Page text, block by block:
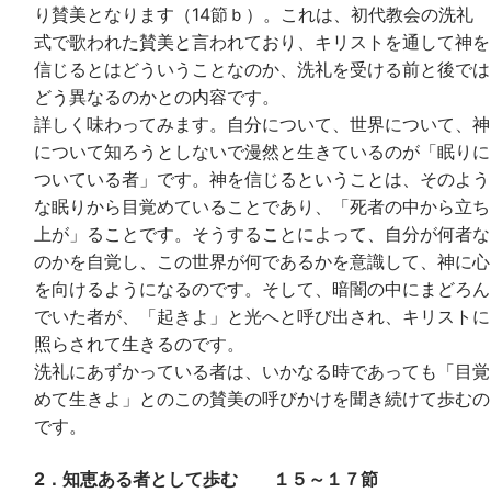
り賛美となります（14節ｂ）。これは、初代教会の洗礼
式で歌われた賛美と言われており、キリストを通して神を
信じるとはどういうことなのか、洗礼を受ける前と後では
どう異なるのかとの内容です。
詳しく味わってみます。自分について、世界について、神
について知ろうとしないで漫然と生きているのが「眠りに
ついている者」です。神を信じるということは、そのよう
な眠りから目覚めていることであり、「死者の中から立ち
上が」ることです。そうすることによって、自分が何者な
のかを自覚し、この世界が何であるかを意識して、神に心
を向けるようになるのです。そして、暗闇の中にまどろん
でいた者が、「起きよ」と光へと呼び出され、キリストに
照らされて生きるのです。
洗礼にあずかっている者は、いかなる時であっても「目覚
めて生きよ」とのこの賛美の呼びかけを聞き続けて歩むの
です。
2．知恵ある者として歩む １５～１７節